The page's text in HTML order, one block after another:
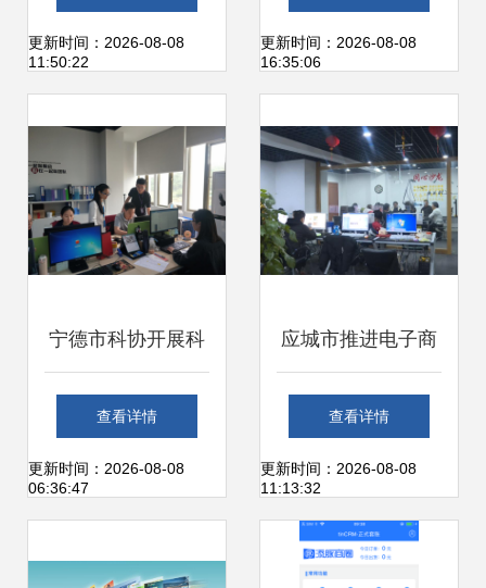
用”的原因与解决方
更新时间：2026-08-08
11:50:22
公服务软件 一个灵
店热捧
更新时间：2026-08-08
16:35:06
宁德市科协开展科
技信息上门服务 助
力办公服务软件开
查看详情
更新时间：2026-08-08
06:36:47
应城市推进电子商
务发展 以“星火燎
燃”之势点亮农村电
商与办公服务软件
查看详情
更新时间：2026-08-08
11:13:32